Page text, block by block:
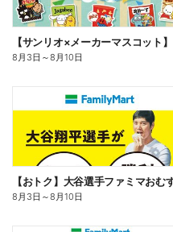
8月3日 ～8月10日
8月3日 ～8月10日